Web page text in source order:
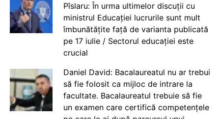
Pîslaru: În urma ultimelor discuții cu
ministrul Educației lucrurile sunt mult
îmbunătățite față de varianta publicată
pe 17 iulie / Sectorul educației este
crucial
Daniel David: Bacalaureatul nu ar trebui
să fie folosit ca mijloc de intrare la
facultate. Bacalaureatul trebuie să fie
un examen care certifică competențele